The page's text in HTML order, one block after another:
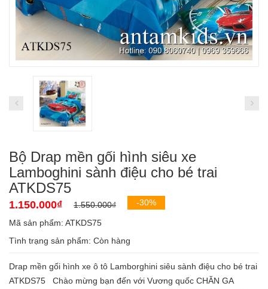
Bộ Drap mền gối hình siêu xe
Lamboghini sành điệu cho bé trai
ATKDS75
1.150.000₫ 1.550.000₫ -30%
Mã sản phẩm: ATKDS75
Tình trạng sản phẩm: Còn hàng
Drap mền gối hình xe ô tô Lamborghini siêu sành điệu cho bé trai
ATKDS75 Chào mừng bạn đến với Vương quốc CHĂN GA